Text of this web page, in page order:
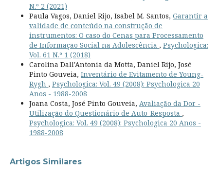
N.º 2 (2021)
Paula Vagos, Daniel Rijo, Isabel M. Santos, Garantir a
validade de conteúdo na construção de
instrumentos: O caso do Cenas para Processamento
de Informação Social na Adolescência , Psychologica:
Vol. 61 N.º 1 (2018)
Carolina Dall'Antonia da Motta, Daniel Rijo, José
Pinto Gouveia, Inventário de Evitamento de Young-
Rygh , Psychologica: Vol. 49 (2008): Psychologica 20
Anos - 1988-2008
Joana Costa, José Pinto Gouveia, Avaliação da Dor -
Utilização do Questionário de Auto-Resposta ,
Psychologica: Vol. 49 (2008): Psychologica 20 Anos -
1988-2008
Artigos Similares